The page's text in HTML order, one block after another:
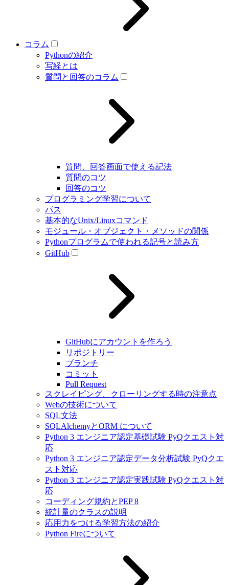
コラム
Pythonの紹介
写経とは
質問と回答のコラム
質問、回答画面で使える記法
質問のコツ
回答のコツ
プログラミング学習について
パス
基本的なUnix/Linuxコマンド
モジュール・オブジェクト・メソッドの関係
Pythonプログラムで使われる記号と読み方
GitHub
GitHubにアカウントを作ろう
リポジトリー
ブランチ
コミット
Pull Request
スクレイピング、クローリングする時の注意点
Webの技術について
SQL文法
SQLAlchemyとORM について
Python 3 エンジニア認定基礎試験 PyQクエスト対
応
Python 3 エンジニア認定データ分析試験 PyQクエ
スト対応
Python 3 エンジニア認定実践試験 PyQクエスト対
応
コーディング規約とPEP 8
統計量のクラスの説明
応用力をつける学習方法の紹介
Python Fireについて